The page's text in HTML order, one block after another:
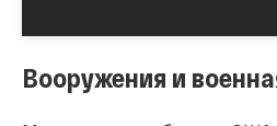
Вооружения и